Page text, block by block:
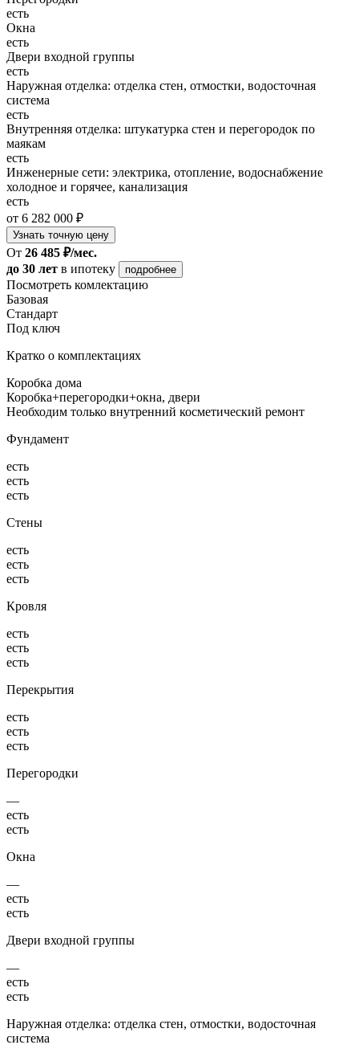
есть
Окна
есть
Двери входной группы
есть
Наружная отделка: отделка стен, отмостки, водосточная
система
есть
Внутренняя отделка: штукатурка стен и перегородок по
маякам
есть
Инженерные сети: электрика, отопление, водоснабжение
холодное и горячее, канализация
есть
от 6 282 000 ₽
Узнать точную цену
От 26 485 ₽/мес.
до 30 лет в ипотеку подробнее
Посмотреть комлектацию
Базовая
Стандарт
Под ключ
Кратко о комплектациях
Коробка дома
Коробка+перегородки+окна, двери
Необходим только внутренний косметический ремонт
Фундамент
есть
есть
есть
Стены
есть
есть
есть
Кровля
есть
есть
есть
Перекрытия
есть
есть
есть
Перегородки
—
есть
есть
Окна
—
есть
есть
Двери входной группы
—
есть
есть
Наружная отделка: отделка стен, отмостки, водосточная
система